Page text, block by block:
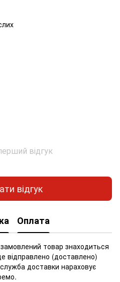
відгук
відгук
Оплата
товар знаходиться
відправлено (доставлено)
доставки нараховує